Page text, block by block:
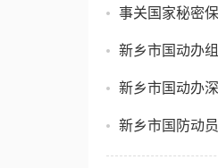
事关国家秘密
新乡市国动办
新乡市国动办
新乡市国防动